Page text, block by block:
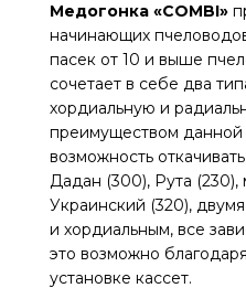
Медогонка «COMBI»
начинающих
пасек от 10 и выше
сочетает в себе два
хордиальную и
преимуществом данной
возможность
Дадан (300), Рута (230),
Украинский (320),
и хордиальным, все
это возможно
установке кассет.